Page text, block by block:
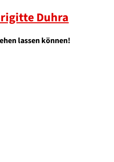
Duhra
lassen können!